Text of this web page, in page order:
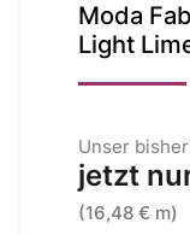
Moda
Light
Unser
jetzt
(16,48 € m)